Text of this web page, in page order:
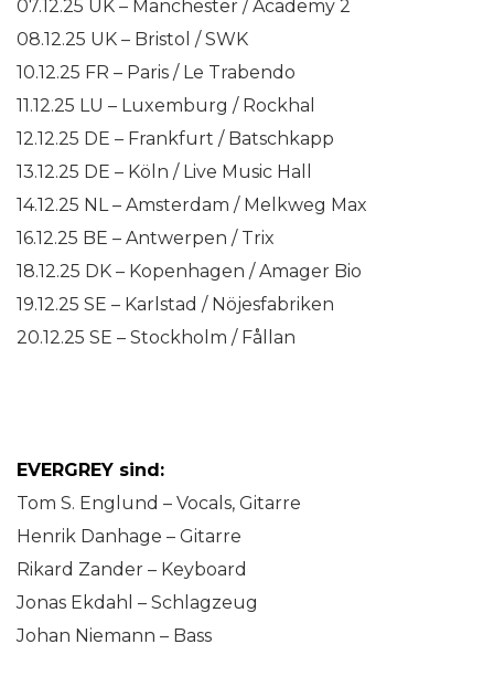
07.12.25 UK – Manchester / Academy 2
08.12.25 UK – Bristol / SWK
10.12.25 FR – Paris / Le Trabendo
11.12.25 LU – Luxemburg / Rockhal
12.12.25 DE – Frankfurt / Batschkapp
13.12.25 DE – Köln / Live Music Hall
14.12.25 NL – Amsterdam / Melkweg Max
16.12.25 BE – Antwerpen / Trix
18.12.25 DK – Kopenhagen / Amager Bio
19.12.25 SE – Karlstad / Nöjesfabriken
20.12.25 SE – Stockholm / Fållan
EVERGREY sind:
Tom S. Englund – Vocals, Gitarre
Henrik Danhage – Gitarre
Rikard Zander – Keyboard
Jonas Ekdahl – Schlagzeug
Johan Niemann – Bass